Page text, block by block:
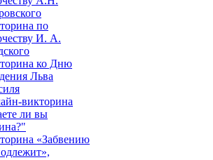
по
И. А.
ко Дню
Льва
викторина
ли вы
«Забвению